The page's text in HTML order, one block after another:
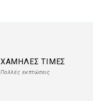
ΧΑΜΗΛΈΣ ΤΙΜΈΣ
Πολλές εκπτώσεις